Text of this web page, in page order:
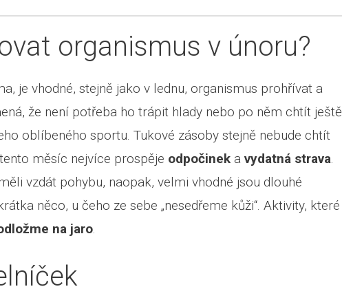
organismus v únoru?
je vhodné, stejně jako v lednu, organismus prohřívat a
že není potřeba ho trápit hlady nebo po něm chtít ještě
oblíbeného sportu. Tukové zásoby stejně nebude chtít
měsíc nejvíce prospěje odpočineka vydatná strava.
vzdát pohybu, naopak, velmi vhodné jsou dlouhé
něco, u čeho ze sebe „nesedřeme kůži“. Aktivity, které
na jaro.